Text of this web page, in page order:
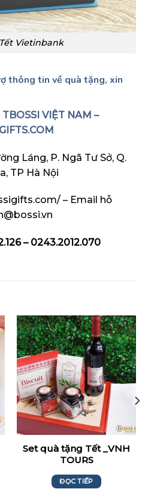
Vietinbank
thông tin về quà tặng, xin
VIỆT NAM –
Láng, P. Ngã Tư Sở, Q.
TP Hà Nội
– Email hỗ
– 0243.2012.070
Set quà tặng Tết _VNH
TOURS
ĐỌC TIẾP